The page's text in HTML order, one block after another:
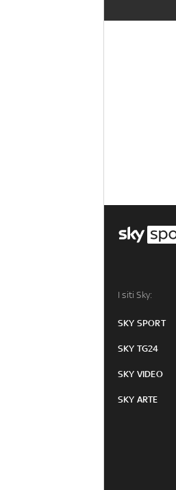
I siti Sky:
SKY SPORT
SKY TG24
SKY VIDEO
SKY ARTE